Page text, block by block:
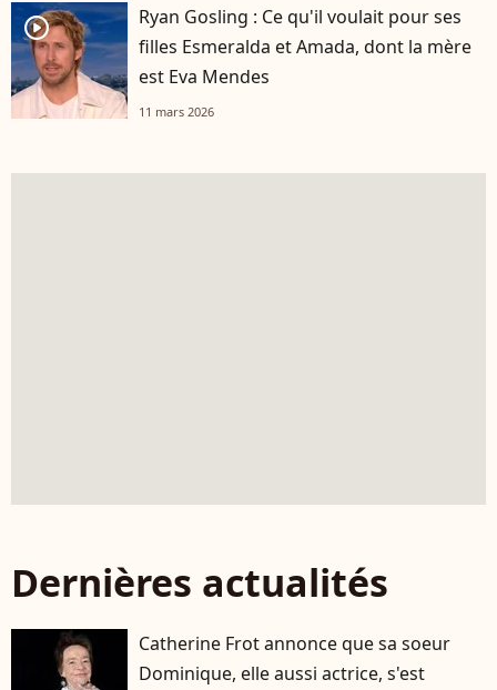
player2
Ryan Gosling : Ce qu'il voulait pour ses
filles Esmeralda et Amada, dont la mère
est Eva Mendes
11 mars 2026
Dernières actualités
Catherine Frot annonce que sa soeur
Dominique, elle aussi actrice, s'est